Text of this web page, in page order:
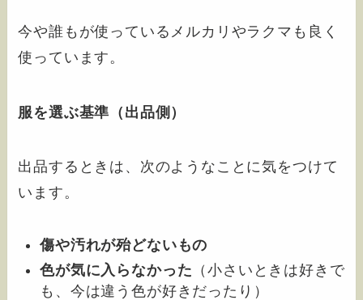
今や誰もが使っているメルカリやラクマも良く
使っています。
服を選ぶ基準（出品側）
出品するときは、次のようなことに気をつけて
います。
傷や汚れが殆どないもの
色が気に入らなかった （小さいときは好きで
も、今は違う色が好きだったり）